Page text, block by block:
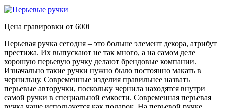
Цена гравировки от 600i
Перьевая ручка сегодня – это больше элемент декора, атрибут
престижа. Их выпускают не так много, а на самом деле
хорошую перьевую ручку делают брендовые компании.
Изначально такие ручки нужно было постоянно макать в
чернильцу. Современные изделия правильнее назвать
перьевые авторучки, поскольку чернила находятся внутри
самой ручки в специальной емкости. Современная перьевая
ручка чаще используется как подарок. На перьевой ручке